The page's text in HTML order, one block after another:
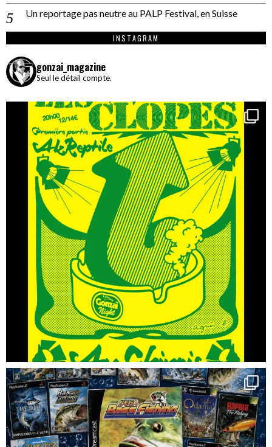
Un reportage pas neutre au PALP Festival, en Suisse
INSTAGRAM
gonzai_magazine
Seul le détail compte.